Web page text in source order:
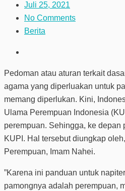
Juli 25, 2021
No Comments
Berita
Pedoman atau aturan terkait
agama yang diperluakan untuk
memang diperlukan. Kini,
Ulama Perempuan Indonesia
perempuan. Sehingga, ke depan
KUPI. Hal tersebut diungkap
Perempuan, Imam Nahei.
”Karena ini panduan untuk
pamongnya adalah perempuan,